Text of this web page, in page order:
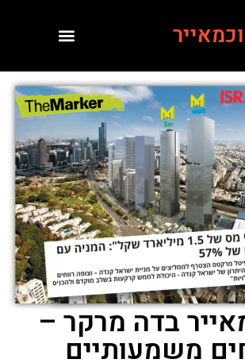
בדה מרקר –
משמעותיים